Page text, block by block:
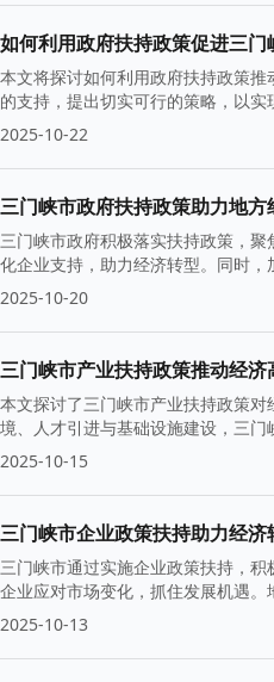
如何利用政府扶持政策促进三门
本文将探讨如何利用政府扶持政策
的支持，提出切实可行的策略，以
2025-10-22
三门峡市政府扶持政策助力地
三门峡市政府积极落实扶持政策，
化企业支持，助力经济转型。同时
2025-10-20
三门峡市产业扶持政策推动经
本文探讨了三门峡市产业扶持政策
境、人才引进与基础设施建设，三
2025-10-15
三门峡市企业政策扶持助力经
三门峡市通过实施企业政策扶持，
企业应对市场变化，抓住发展机遇
2025-10-13